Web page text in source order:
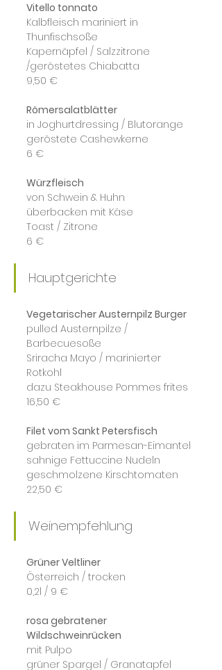
Vitello tonnato
Kalbfleisch mariniert in
Thunfischsoße
Kapernäpfel / Salzzitrone
/geröstetes Chiabatta
9,50 €
Römersalatblätter
in Joghurtdressing / Blutorange
geröstete Cashewkerne
6 €
Würzfleisch
von Schwein & Huhn
überbacken mit Käse
Toast / Zitrone
6 €
Hauptgerichte
Vegetarischer Austernpilz Burger
pulled Austernpilze /
Barbecuesoße
Sriracha Mayo / marinierter
Rotkohl
dazu Steakhouse Pommes frites
16,50 €
Filet vom Sankt Petersfisch
gebraten im Parmesan-Eimantel
sahnige Fettuccine Nudeln
geschmolzene Kirschtomaten
22,50 €
Weinempfehlung
Grüner Veltliner
Österreich / trocken
0,2l / 9 €
rosa gebratener
Wildschweinrücken
mit Pulpo
grüner Spargel / Granatapfel